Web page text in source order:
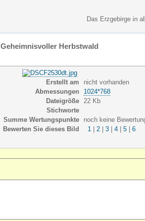
Das Erzgebirge in
Geheimnisvoller Herbstwald
Erstellt am
nicht vorhanden
Abmessungen
1024*768
Dateigröße
22 Kb
Stichworte
Summe Wertungspunkte
noch keine
Bewerten Sie dieses Bild